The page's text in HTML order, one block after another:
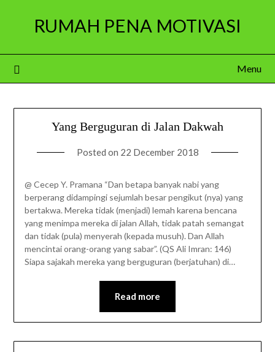
RUMAH PENA MOTIVASI
Menu
Yang Berguguran di Jalan Dakwah
Posted on 22 December 2018
@ Cecep Y. Pramana “Dan betapa banyak nabi yang
berperang didampingi sejumlah besar pengikut (nya) yang
bertakwa. Mereka tidak (menjadi) lemah karena bencana
yang menimpa mereka di jalan Allah, tidak patah semangat
dan tidak (pula) menyerah (kepada musuh). Dan Allah
mencintai orang-orang yang sabar”. (QS Ali Imran: 146)
Siapa sajakah mereka yang berguguran (berjatuhan) di…
Read more